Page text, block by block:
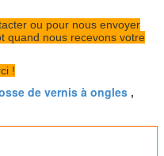
ou pour nous envoyer
quand nous recevons votre
!
de vernis à ongles ,